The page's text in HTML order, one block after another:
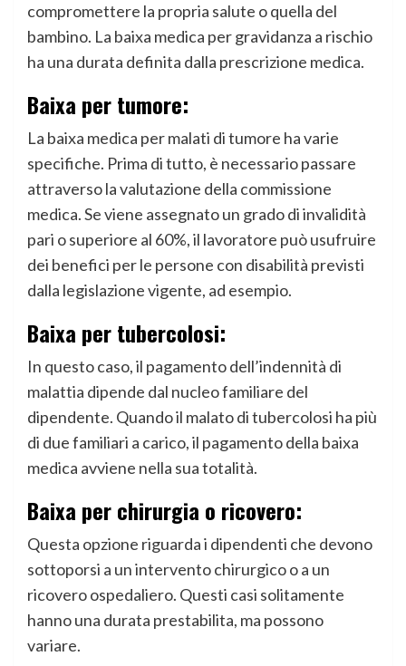
compromettere la propria salute o quella del
bambino. La baixa medica per gravidanza a rischio
ha una durata definita dalla prescrizione medica.
Baixa per tumore:
La baixa medica per malati di tumore ha varie
specifiche. Prima di tutto, è necessario passare
attraverso la valutazione della commissione
medica. Se viene assegnato un grado di invalidità
pari o superiore al 60%, il lavoratore può usufruire
dei benefici per le persone con disabilità previsti
dalla legislazione vigente, ad esempio.
Baixa per tubercolosi:
In questo caso, il pagamento dell’indennità di
malattia dipende dal nucleo familiare del
dipendente. Quando il malato di tubercolosi ha più
di due familiari a carico, il pagamento della baixa
medica avviene nella sua totalità.
Baixa per chirurgia o ricovero:
Questa opzione riguarda i dipendenti che devono
sottoporsi a un intervento chirurgico o a un
ricovero ospedaliero. Questi casi solitamente
hanno una durata prestabilita, ma possono
variare.